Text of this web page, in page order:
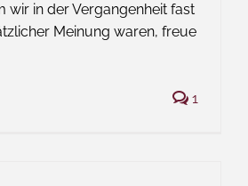
wir in der Vergangenheit fast
Meinung waren, freue
1